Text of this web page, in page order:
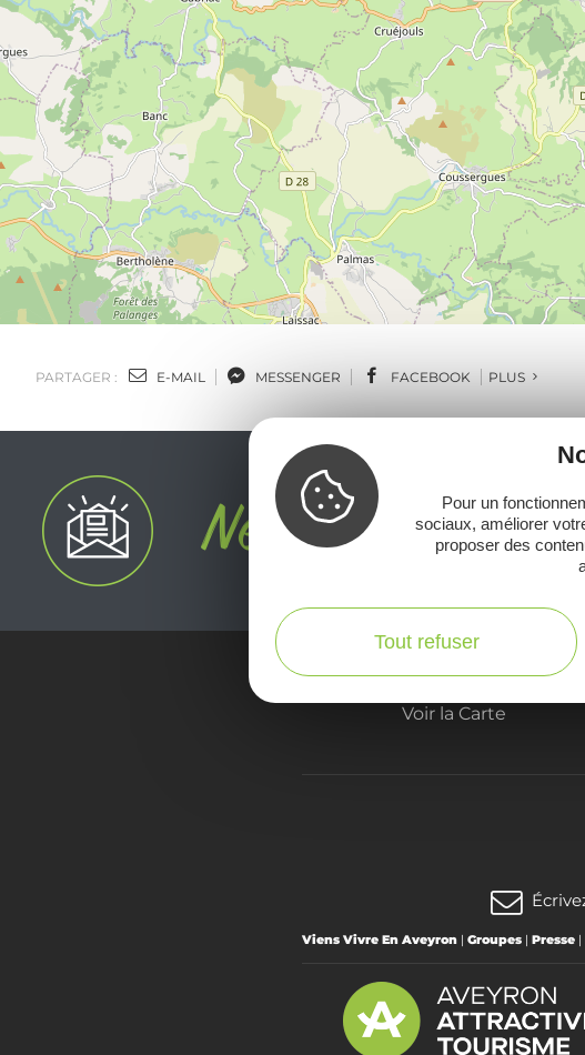
PARTAGER : E-MAIL MESSENGER FACEBOOK PLUS
Ne
Voir la Carte
Viens Vivre En Aveyron | Groupes | Presse |
Pour un
sociaux, améliorer
proposer des
Tout refuser